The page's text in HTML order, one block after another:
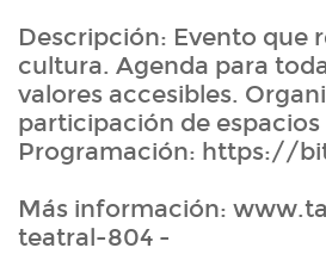
Descripción: Evento que
cultura. Agenda para
valores accesibles.
participación de
Programación: https://
Más información:
teatral-804 -